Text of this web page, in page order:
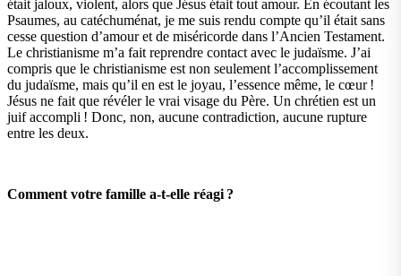
était jaloux, violent, alors que Jésus était tout amour. En écoutant les
Psaumes, au catéchuménat, je me suis rendu compte qu’il était sans
cesse question d’amour et de miséricorde dans l’Ancien Testament.
Le christianisme m’a fait reprendre contact avec le judaïsme. J’ai
compris que le christianisme est non seulement l’accomplissement
du judaïsme, mais qu’il en est le joyau, l’essence même, le cœur !
Jésus ne fait que révéler le vrai visage du Père. Un chrétien est un
juif accompli ! Donc, non, aucune contradiction, aucune rupture
entre les deux.
Comment votre famille a-t-elle réagi ?